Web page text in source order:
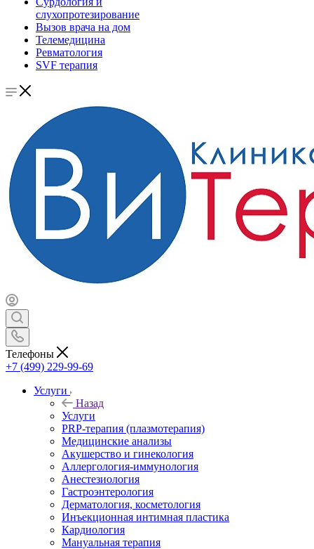
слухопротезирование
Вызов врача на дом
Телемедицина
Ревматология
SVF терапия
Телефоны
+7 (499) 229-99-69
Услуги
Назад
Услуги
PRP-терапия (плазмотерапия)
Медицинские анализы
Акушерство и гинекология
Аллергология-иммунология
Анестезиология
Гастроэнтерология
Дерматология, косметология
Инъекционная интимная пластика
Кардиология
Мануальная терапия